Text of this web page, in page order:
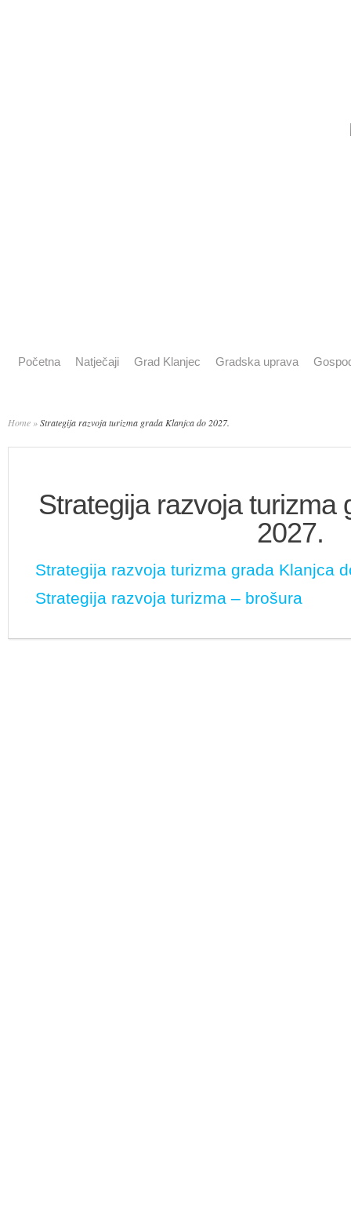
Početna Natječaji Grad Klanjec Gradska uprava
Home »Strategija razvoja turizma grada Klanjca do 2027.
Strategija razvoja turizma
2027.
Strategija razvoja turizma grada Klanjca
Strategija razvoja turizma – brošura